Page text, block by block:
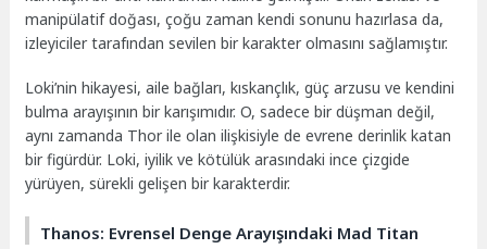
manipülatif doğası, çoğu zaman kendi sonunu hazırlasa da,
izleyiciler tarafından sevilen bir karakter olmasını sağlamıştır.
Loki’nin hikayesi, aile bağları, kıskançlık, güç arzusu ve kendini
bulma arayışının bir karışımıdır. O, sadece bir düşman değil,
aynı zamanda Thor ile olan ilişkisiyle de evrene derinlik katan
bir figürdür. Loki, iyilik ve kötülük arasındaki ince çizgide
yürüyen, sürekli gelişen bir karakterdir.
Thanos: Evrensel Denge Arayışındaki Mad Titan